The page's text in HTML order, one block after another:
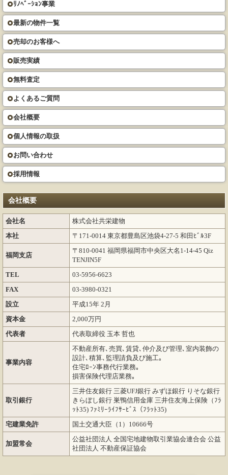
ﾘﾉﾍﾞｰｼｮﾝ事業
最新の物件一覧
売却のお客様へ
販売実績
無料査定
よくあるご質問
会社概要
個人情報の取扱
お問い合わせ
採用情報
会社概要
会社名
株式会社共栄建物
本社
〒171-0014 東京都豊島区池袋4-27-5 和田ﾋﾞﾙ3F
福岡支店
〒810-0041 福岡県福岡市中央区大名1-14-45 Qiz
TENJIN5F
TEL
03-5956-6623
FAX
03-3980-0321
設立
平成15年 2月
資本金
2,000万円
代表者
代表取締役 玉本 哲也
事業内容
不動産所有､売買､賃貸､仲介及び管理､室内装飾の
設計､積算､監理請負及び施工｡
住宅ﾛｰﾝ事務代行業務｡
損害保険代理店業務｡
取引銀行
三井住友銀行 三菱UFJ銀行 みずほ銀行 りそな銀行
きらぼし銀行 巣鴨信用金庫 三井住友海上保険（ﾌﾗ
ｯﾄ35) ﾌｧﾐﾘｰﾗｲﾌｻｰﾋﾞｽ（ﾌﾗｯﾄ35)
宅建業免許
国土交通大臣（1）10666号
加盟常会
公益社団法人 全国宅地建物取引業協会連合会 公益
社団法人 不動産保証協会